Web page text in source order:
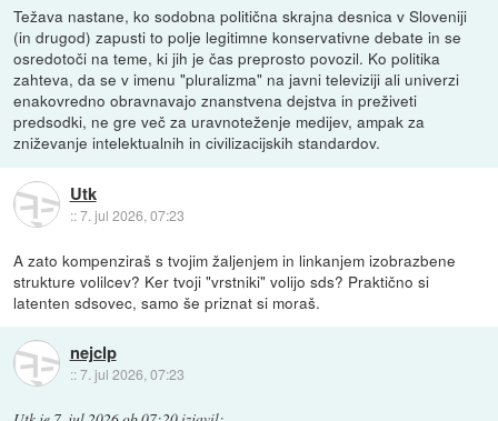
Težava nastane, ko sodobna politična skrajna desnica v Sloveniji
(in drugod) zapusti to polje legitimne konservativne debate in se
osredotoči na teme, ki jih je čas preprosto povozil. Ko politika
zahteva, da se v imenu "pluralizma" na javni televiziji ali univerzi
enakovredno obravnavajo znanstvena dejstva in preživeti
predsodki, ne gre več za uravnoteženje medijev, ampak za
zniževanje intelektualnih in civilizacijskih standardov.
Utk
::7. jul 2026, 07:23
A zato kompenziraš s tvojim žaljenjem in linkanjem izobrazbene
strukture volilcev? Ker tvoji "vrstniki" volijo sds? Praktično si
latenten sdsovec, samo še priznat si moraš.
nejclp
::7. jul 2026, 07:23